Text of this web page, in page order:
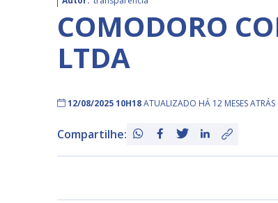
COMODORO
LTDA
12/08/2025 10H18ATUALIZADO HÁ 12 MESES ATRÁS
Compartilhe: